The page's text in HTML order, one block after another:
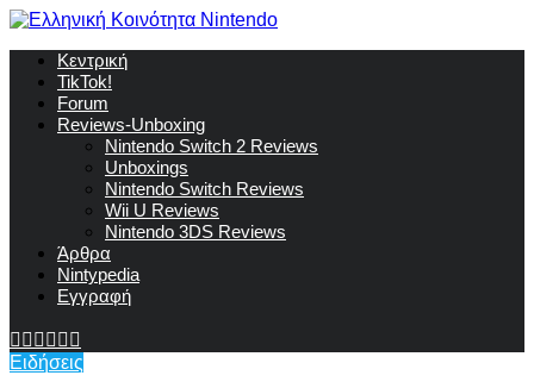
Κεντρική
TikTok!
Forum
Reviews-Unboxing
Nintendo Switch 2 Reviews
Unboxings
Nintendo Switch Reviews
Wii U Reviews
Nintendo 3DS Reviews
Άρθρα
Nintypedia
Εγγραφή
Ειδήσεις